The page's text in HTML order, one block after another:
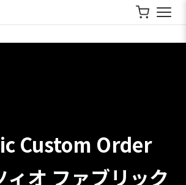
ィオ ファブリック